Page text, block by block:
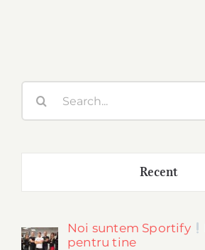
Recent
Noi suntem Sportify
pentru tine